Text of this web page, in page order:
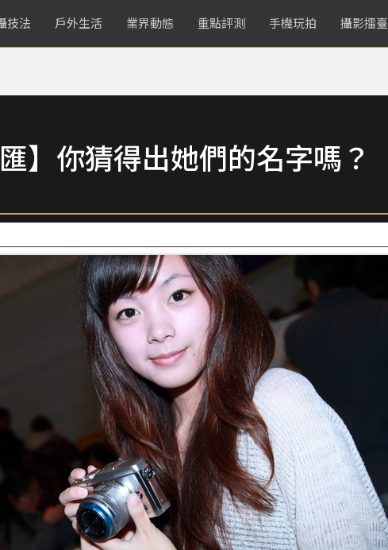
技法 戶外生活 業界動態 重點評測 手機玩拍 攝影擂臺
】你猜得出她們的名字嗎？